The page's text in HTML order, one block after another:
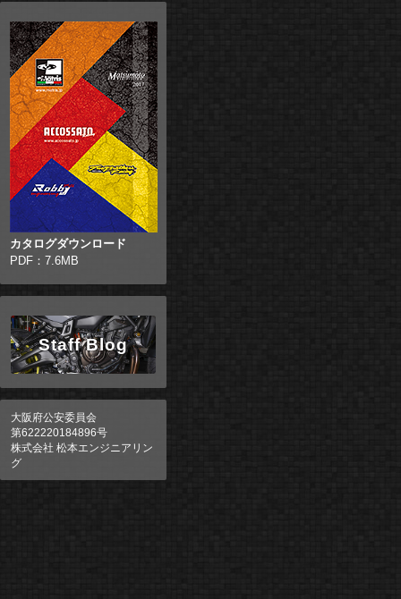
カタログダウンロード
PDF：7.6MB
Staff Blog
大阪府公安委員会
第622220184896号
株式会社 松本エンジニアリン
グ